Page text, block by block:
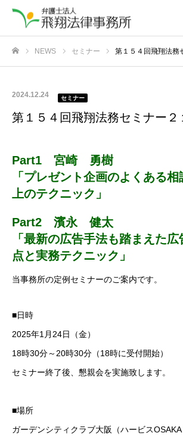
NEWS セミナー 第１５４回飛翔法務
2024.12.24 セミナー
第１５４回飛翔法務セミナー
Part1 宮崎 勇樹
「プレゼント企画のよくある
上のテクニック」
Part2 濱永 健太
「最新の広告手法も踏まえた
点と実務テクニック」
当事務所の定例セミナーのご案内です。
■日時
2025年1月24日（金）
18時30分～20時30分（18時に受付開始）
セミナー終了後、懇親会を実施致します。
■場所
ガーデンシティクラブ大阪（ハービスOSAKA